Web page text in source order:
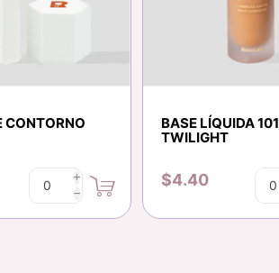
CONTORNO
i
h
BASE LÍQUIDA 101
TWILIGHT
$4.40